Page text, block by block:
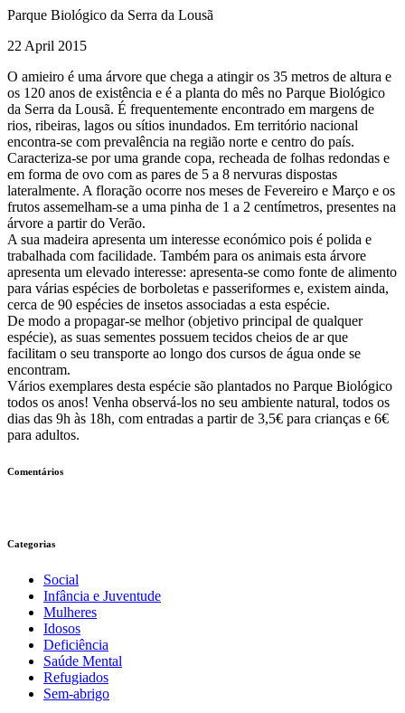
Parque Biológico da Serra da Lousã
22 April 2015
O amieiro é uma árvore que chega a atingir os 35 metros de altura e
os 120 anos de existência e é a planta do mês no Parque Biológico
da Serra da Lousã. É frequentemente encontrado em margens de
rios, ribeiras, lagos ou sítios inundados. Em território nacional
encontra-se com prevalência na região norte e centro do país.
Caracteriza-se por uma grande copa, recheada de folhas redondas e
em forma de ovo com as pares de 5 a 8 nervuras dispostas
lateralmente. A floração ocorre nos meses de Fevereiro e Março e os
frutos assemelham-se a uma pinha de 1 a 2 centímetros, presentes na
árvore a partir do Verão.
A sua madeira apresenta um interesse económico pois é polida e
trabalhada com facilidade. Também para os animais esta árvore
apresenta um elevado interesse: apresenta-se como fonte de alimento
para várias espécies de borboletas e passeriformes e, existem ainda,
cerca de 90 espécies de insetos associadas a esta espécie.
De modo a propagar-se melhor (objetivo principal de qualquer
espécie), as suas sementes possuem tecidos cheios de ar que
facilitam o seu transporte ao longo dos cursos de água onde se
encontram.
Vários exemplares desta espécie são plantados no Parque Biológico
todos os anos! Venha observá-los no seu ambiente natural, todos os
dias das 9h às 18h, com entradas a partir de 3,5€ para crianças e 6€
para adultos.
Comentários
Categorias
Social
Infância e Juventude
Mulheres
Idosos
Deficiência
Saúde Mental
Refugiados
Sem-abrigo